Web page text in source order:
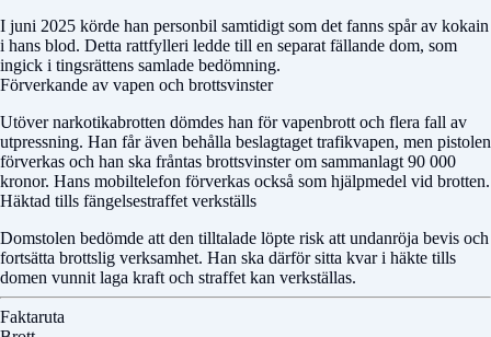
I juni 2025 körde han personbil samtidigt som det fanns spår av kokain
i hans blod. Detta rattfylleri ledde till en separat fällande dom, som
ingick i tingsrättens samlade bedömning.
Förverkande av vapen och brottsvinster
Utöver narkotikabrotten dömdes han för vapenbrott och flera fall av
utpressning. Han får även behålla beslagtaget trafikvapen, men pistolen
förverkas och han ska fråntas brottsvinster om sammanlagt 90 000
kronor. Hans mobiltelefon förverkas också som hjälpmedel vid brotten.
Häktad tills fängelsestraffet verkställs
Domstolen bedömde att den tilltalade löpte risk att undanröja bevis och
fortsätta brottslig verksamhet. Han ska därför sitta kvar i häkte tills
domen vunnit laga kraft och straffet kan verkställas.
Faktaruta